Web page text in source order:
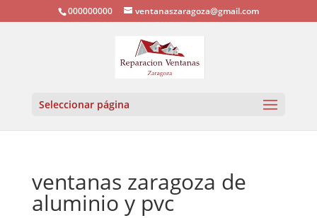
000000000 ventanaszaragoza@gmail.com
Seleccionar página
ventanas zaragoza de
aluminio y pvc